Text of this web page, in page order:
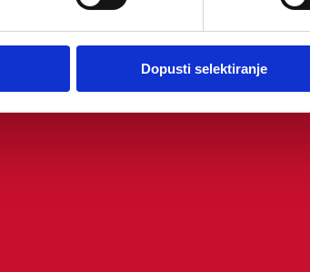
Dopusti selektiranje